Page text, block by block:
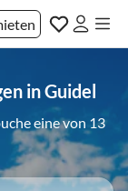
in Guidel
eine von 13